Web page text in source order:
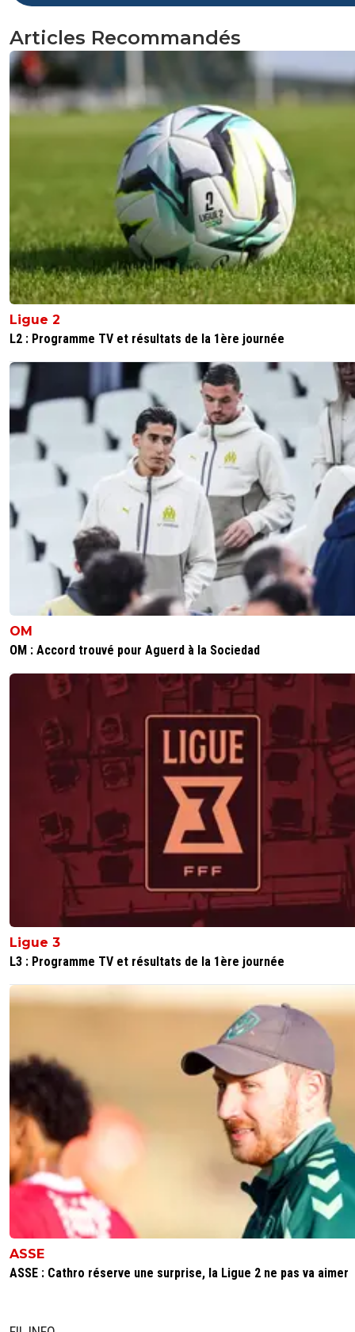
Articles Recommandés
Ligue 2
L2 : Programme TV et résultats de la 1ère journée
OM
OM : Accord trouvé pour Aguerd à la Sociedad
Ligue 3
L3 : Programme TV et résultats de la 1ère journée
ASSE
ASSE : Cathro réserve une surprise, la Ligue 2 ne pas va aimer